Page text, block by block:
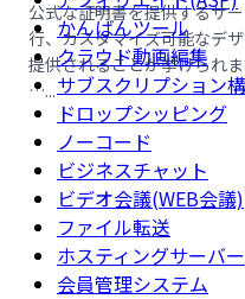
かんばんツール
クラウド動画編集
サブスクリプション
ドロップシッピング
ノーコード
ビジネスチャット
ビデオ会議(WEB会議)
ファイル転送
ホスティングサーバー
会員管理システム
公式な証明書を提供するサ
行、カスタマイズ可能なデ
提供されることが挙げられ
…...